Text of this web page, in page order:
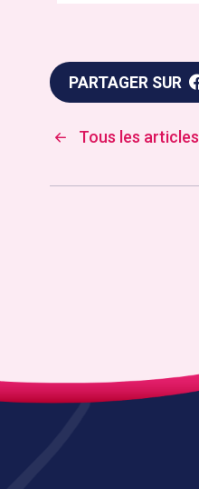
PARTAGER SUR
Tous les articles